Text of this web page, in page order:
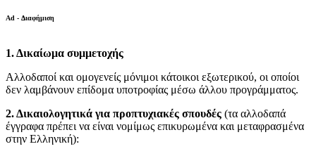
Ad - Διαφήμιση
1. Δικαίωμα συμμετοχής
Αλλοδαποί και ομογενείς μόνιμοι κάτοικοι εξωτερικού, οι οποίοι
δεν λαμβάνουν επίδομα υποτροφίας μέσω άλλου προγράμματος.
2. Δικαιολογητικά για προπτυχιακές σπουδές (τα αλλοδαπά
έγγραφα πρέπει να είναι νομίμως επικυρωμένα και μεταφρασμένα
στην Ελληνική):